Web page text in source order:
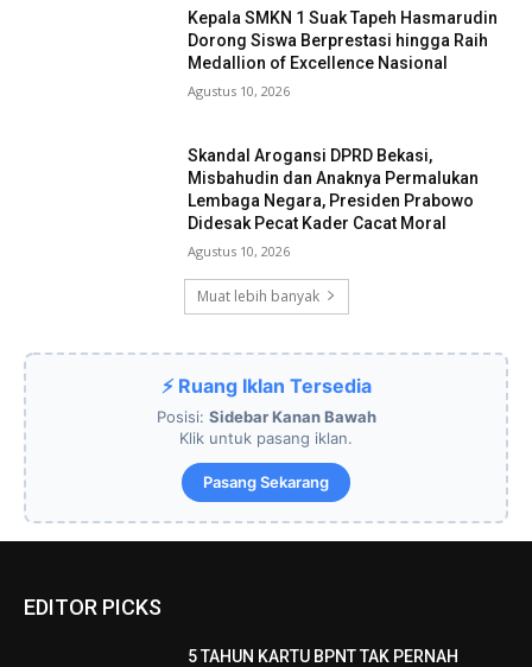
Kepala SMKN 1 Suak Tapeh Hasmarudin
Dorong Siswa Berprestasi hingga Raih
Medallion of Excellence Nasional
Agustus 10, 2026
Skandal Arogansi DPRD Bekasi,
Misbahudin dan Anaknya Permalukan
Lembaga Negara, Presiden Prabowo
Didesak Pecat Kader Cacat Moral
Agustus 10, 2026
Muat lebih banyak
⚡ Ruang Iklan Tersedia
Posisi: Sidebar Kanan Bawah
Klik untuk pasang iklan.
Pasang Sekarang
EDITOR PICKS
5 TAHUN KARTU BPNT TAK PERNAH